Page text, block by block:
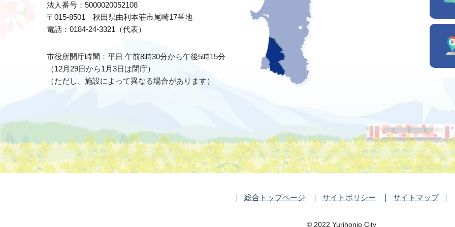
法人番号：5000020052108
〒015-8501 秋田県由利本荘市尾崎17番地
電話：0184-24-3321（代表）
市役所開庁時間：平日 午前8時30分から午後5時15分
（12月29日から1月3日は閉庁）
（ただし、施設によって異なる場合があります）
総合トップページ サイトポリシー サイトマップ
©️ 2022 Yurihonjo City